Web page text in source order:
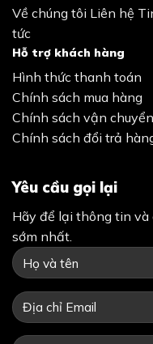
Về chúng tôi Liên hệ
tức
Hỗ trợ khách hàng
Hình thức thanh toán
Chính sách mua hàng
Chính sách vận chuyển
Chính sách đổi trả
Yêu cầu gọi lại
Hãy để lại thông tin
sớm nhất.